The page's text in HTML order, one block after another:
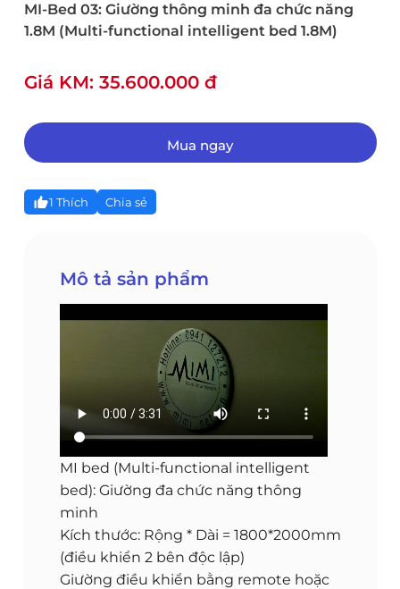
MI-Bed 03: Giường thông minh đa chức năng
1.8M (Multi-functional intelligent bed 1.8M)
Giá KM: 35.600.000 đ
Mua ngay
1 Thích Chia sẻ
Mô tả sản phẩm
MI bed (Multi-functional intelligent
bed): Giường đa chức năng thông
minh
Kích thước: Rộng * Dài = 1800*2000mm
(điều khiển 2 bên độc lập)
Giường điều khiển bằng remote hoặc